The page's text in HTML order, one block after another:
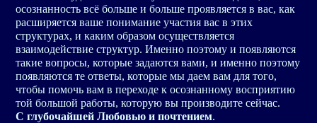
осознанность всё больше и больше проявляется в вас, как
расширяется ваше понимание участия вас в этих
структурах, и каким образом осуществляется
взаимодействие структур. Именно поэтому и появляются
такие вопросы, которые задаются вами, и именно поэтому
появляются те ответы, которые мы даем вам для того,
чтобы помочь вам в переходе к осознанному восприятию
той большой работы, которую вы производите сейчас.
С глубочайшей Любовью и почтением.